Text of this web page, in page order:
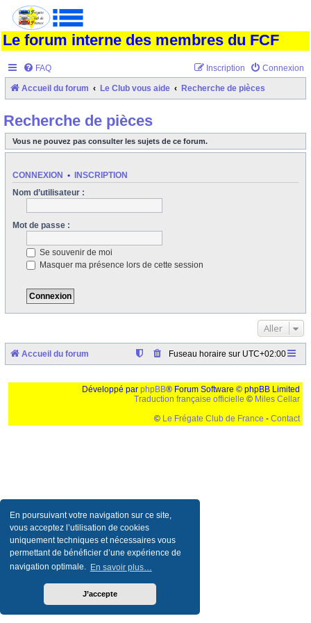
En poursuivant votre navigation sur ce site,
vous acceptez l’utilisation de cookies
uniquement techniques et nécessaires vous
permettant de bénéficier d’une expérience de
navigation optimale. En savoir plus…
J’accepte
Le forum interne des membres du FCF
FAQ Connexion
Inscription
Accueil du forum Le Club vous aide Recherche de pièces
Recherche de pièces
Vous ne pouvez pas consulter les sujets de ce forum.
CONNEXION • INSCRIPTION
Nom d’utilisateur :
Mot de passe :
Se souvenir de moi
Masquer ma présence lors de cette session
Aller
Accueil du forum Fuseau horaire sur UTC+02:00
Développé par phpBB® Forum Software © phpBB Limited
Traduction française officielle © Miles Cellar
© Le Frégate Club de France - Contact